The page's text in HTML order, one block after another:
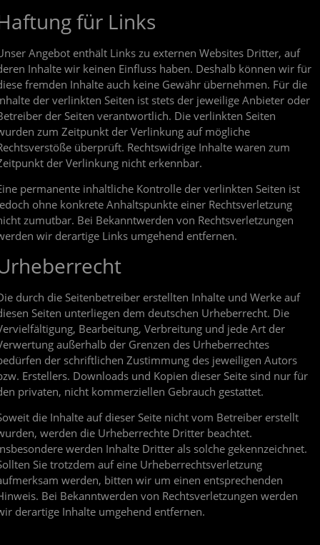
für Links
Angebot enthält Links zu externen Websites Dritter, auf
Inhalte wir keinen Einfluss haben. Deshalb können wir für
fremden Inhalte auch keine Gewähr übernehmen. Für die
der verlinkten Seiten ist stets der jeweilige Anbieter oder
der Seiten verantwortlich. Die verlinkten Seiten
zum Zeitpunkt der Verlinkung auf mögliche
überprüft. Rechtswidrige Inhalte waren zum
der Verlinkung nicht erkennbar.
permanente inhaltliche Kontrolle der verlinkten Seiten ist
ohne konkrete Anhaltspunkte einer Rechtsverletzung
zumutbar. Bei Bekanntwerden von Rechtsverletzungen
wir derartige Links umgehend entfernen.
durch die Seitenbetreiber erstellten Inhalte und Werke auf
Seiten unterliegen dem deutschen Urheberrecht. Die
Bearbeitung, Verbreitung und jede Art der
außerhalb der Grenzen des Urheberrechtes
der schriftlichen Zustimmung des jeweiligen Autors
Erstellers. Downloads und Kopien dieser Seite sind nur für
privaten, nicht kommerziellen Gebrauch gestattet.
die Inhalte auf dieser Seite nicht vom Betreiber erstellt
werden die Urheberrechte Dritter beachtet.
werden Inhalte Dritter als solche gekennzeichnet.
Sie trotzdem auf eine Urheberrechtsverletzung
werden, bitten wir um einen entsprechenden
Bei Bekanntwerden von Rechtsverletzungen werden
derartige Inhalte umgehend entfernen.